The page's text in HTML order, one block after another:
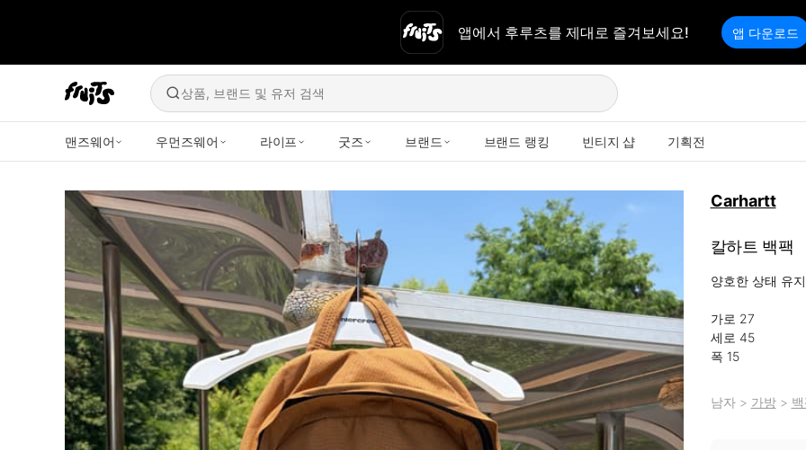
앱에서 후루츠를 제대로 즐겨보세요! 앱 다운로드
상품, 브랜드 및 유저 검색
맨즈웨어 우먼즈웨어 라이프 굿즈 브랜드 브랜드 랭킹 빈티지 샵 기획전
Carhartt
칼하트 백팩
양호한 상태 유
가로 27
세로 45
폭 15
남자> 가방>